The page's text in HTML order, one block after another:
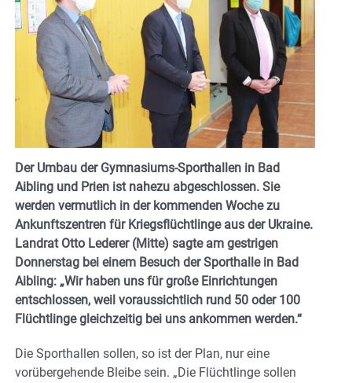
Der Umbau der Gymnasiums-Sporthallen in Bad
Aibling und Prien ist nahezu abgeschlossen. Sie
werden vermutlich in der kommenden Woche zu
Ankunftszentren für Kriegsflüchtlinge aus der Ukraine.
Landrat Otto Lederer (Mitte) sagte am gestrigen
Donnerstag bei einem Besuch der Sporthalle in Bad
Aibling: „Wir haben uns für große Einrichtungen
entschlossen, weil voraussichtlich rund 50 oder 100
Flüchtlinge gleichzeitig bei uns ankommen werden.“
Die Sporthallen sollen, so ist der Plan, nur eine
vorübergehende Bleibe sein. „Die Flüchtlinge sollen